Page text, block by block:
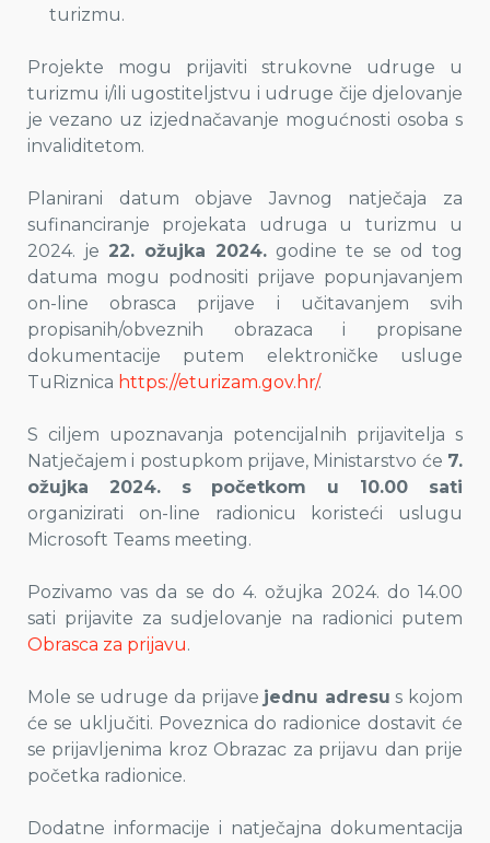
turizmu.
Projekte mogu prijaviti strukovne udruge u
turizmu i/ili ugostiteljstvu i udruge čije djelovanje
je vezano uz izjednačavanje mogućnosti osoba s
invaliditetom.
Planirani datum objave Javnog natječaja za
sufinanciranje projekata udruga u turizmu u
2024. je 22. ožujka 2024. godine te se od tog
datuma mogu podnositi prijave popunjavanjem
on-line obrasca prijave i učitavanjem svih
propisanih/obveznih obrazaca i propisane
dokumentacije putem elektroničke usluge
TuRiznica https://eturizam.gov.hr/.
S ciljem upoznavanja potencijalnih prijavitelja s
Natječajem i postupkom prijave, Ministarstvo će 7.
ožujka 2024. s početkom u 10.00 sati
organizirati on-line radionicu koristeći uslugu
Microsoft Teams meeting.
Pozivamo vas da se do 4. ožujka 2024. do 14.00
sati prijavite za sudjelovanje na radionici putem
Obrasca za prijavu.
Mole se udruge da prijave jednu adresu s kojom
će se uključiti. Poveznica do radionice dostavit će
se prijavljenima kroz Obrazac za prijavu dan prije
početka radionice.
Dodatne informacije i natječajna dokumentacija